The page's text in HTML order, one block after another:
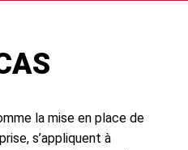
la mise en place de
s’appliquent à